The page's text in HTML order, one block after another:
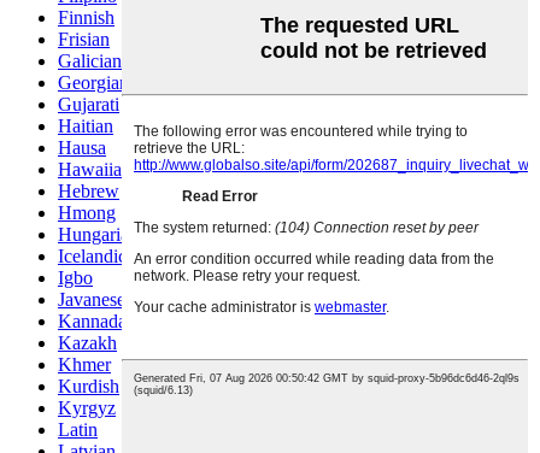
Finnish
Frisian
Galician
Georgian
Gujarati
Haitian
Hausa
Hawaiian
Hebrew
Hmong
Hungarian
Icelandic
Igbo
Javanese
Kannada
Kazakh
Khmer
Kurdish
Kyrgyz
Latin